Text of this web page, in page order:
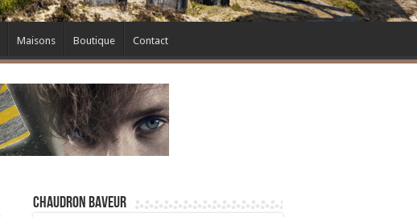
Maisons Boutique Contact
Chaudron Baveur